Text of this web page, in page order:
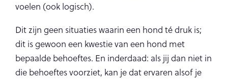
voelen (ook logisch).
Dit zijn geen situaties waarin een hond té druk is;
dit is gewoon een kwestie van een hond met
bepaalde behoeftes. En inderdaad: als jij dan niet in
die behoeftes voorziet, kan je dat ervaren alsof je